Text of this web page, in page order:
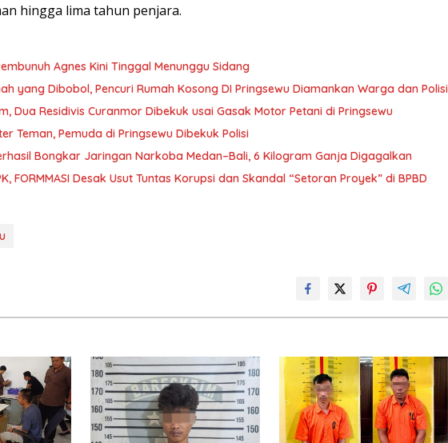
hingga lima tahun penjara.
Agnes Kini Tinggal Menunggu Sidang
yang Dibobol, Pencuri Rumah Kosong DI Pringsewu Diamankan Warga dan Polisi
Dua Residivis Curanmor Dibekuk usai Gasak Motor Petani di Pringsewu
Teman, Pemuda di Pringsewu Dibekuk Polisi
Bongkar Jaringan Narkoba Medan–Bali, 6 Kilogram Ganja Digagalkan
FORMMASI Desak Usut Tuntas Korupsi dan Skandal “Setoran Proyek” di BPBD